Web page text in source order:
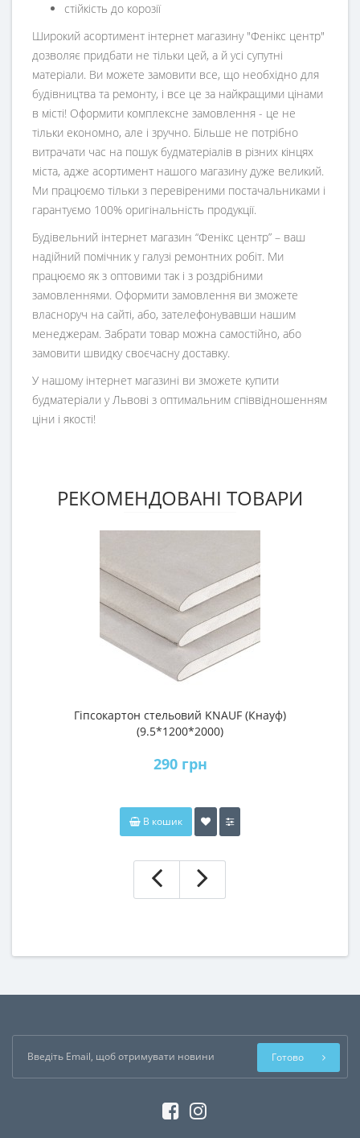
стійкість до корозії
Широкий асортимент інтернет магазину "Фенікс центр"
дозволяє придбати не тільки цей, а й усі супутні
матеріали. Ви можете замовити все, що необхідно для
будівництва та ремонту, і все це за найкращими цінами
в місті! Оформити комплексне замовлення - це не
тільки економно, але і зручно. Більше не потрібно
витрачати час на пошук будматеріалів в різних кінцях
міста, адже асортимент нашого магазину дуже великий.
Ми працюємо тільки з перевіреними постачальниками і
гарантуємо 100% оригінальність продукції.
Будівельний інтернет магазин “Фенікс центр” – ваш
надійний помічник у галузі ремонтних робіт. Ми
працюємо як з оптовими так і з роздрібними
замовленнями. Оформити замовлення ви зможете
власноруч на сайті, або, зателефонувавши нашим
менеджерам. Забрати товар можна самостійно, або
замовити швидку своєчасну доставку.
У нашому інтернет магазині ви зможете купити
будматеріали у Львові з оптимальним співвідношенням
ціни і якості!
РЕКОМЕНДОВАНІ ТОВАРИ
Гіпсокартон стельовий KNAUF (Кнауф)
(9.5*1200*2000)
290 грн
В кошик
Готово